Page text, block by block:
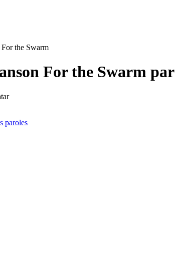
For the Swarm
For the Swarm par
paroles